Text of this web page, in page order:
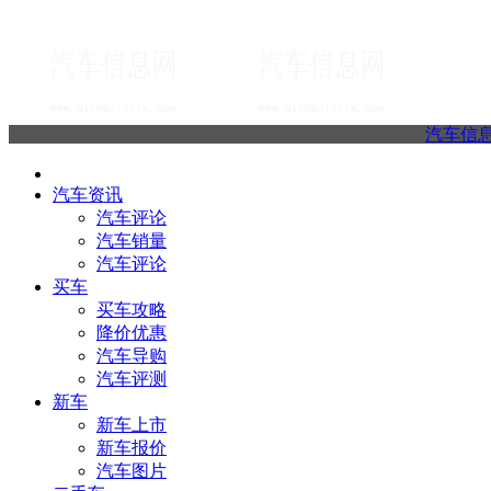
汽车信
汽车资讯
汽车评论
汽车销量
汽车评论
买车
买车攻略
降价优惠
汽车导购
汽车评测
新车
新车上市
新车报价
汽车图片